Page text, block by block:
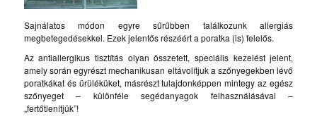
Sajnálatos módon egyre sűrűbben találkozunk allergiás
megbetegedésekkel. Ezek jelentős részéért a poratka (is) felelős.
Az antiallergikus tisztítás olyan összetett, speciális kezelést jelent,
amely során egyrészt mechanikusan eltávolítjuk a szőnyegekben lévő
poratkákat és ürüléküket, másrészt tulajdonképpen mintegy az egész
szőnyeget – különféle segédanyagok felhasználásával –
„fertőtlenítjük”!